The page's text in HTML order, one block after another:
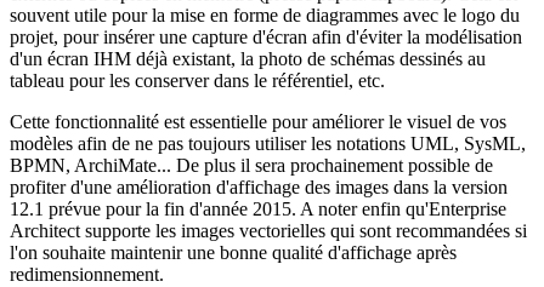
souvent utile pour la mise en forme de diagrammes avec le logo du
projet, pour insérer une capture d'écran afin d'éviter la modélisation
d'un écran IHM déjà existant, la photo de schémas dessinés au
tableau pour les conserver dans le référentiel, etc.
Cette fonctionnalité est essentielle pour améliorer le visuel de vos
modèles afin de ne pas toujours utiliser les notations UML, SysML,
BPMN, ArchiMate... De plus il sera prochainement possible de
profiter d'une amélioration d'affichage des images dans la version
12.1 prévue pour la fin d'année 2015. A noter enfin qu'Enterprise
Architect supporte les images vectorielles qui sont recommandées si
l'on souhaite maintenir une bonne qualité d'affichage après
redimensionnement.